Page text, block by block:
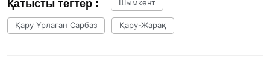
Қатысты тегтер : Шымкент
Қару Ұрлаған Сарбаз Қару-Жарақ